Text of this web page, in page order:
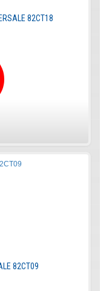
82CT18
82CT09